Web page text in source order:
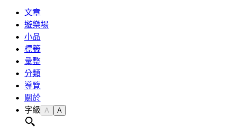
文章
遊樂場
小品
標籤
彙整
分類
導覽
關於
字級 A A